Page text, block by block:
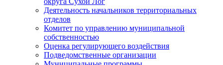
Деятельность начальников территориальных
отделов
Комитет по управлению муниципальной
собственностью
Оценка регулирующего воздействия
Подведомственные организации